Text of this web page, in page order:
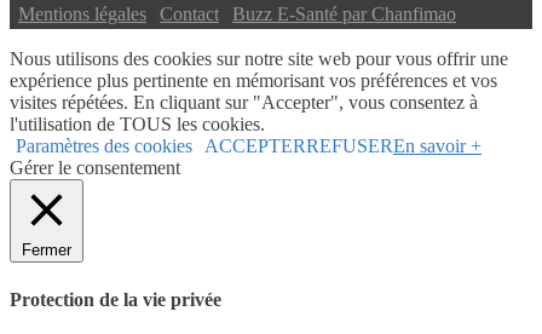
Mentions légales Contact Buzz E-Santé par Chanfimao
Nous utilisons des cookies sur notre site web pour vous offrir une
expérience plus pertinente en mémorisant vos préférences et vos
visites répétées. En cliquant sur "Accepter", vous consentez à
l'utilisation de TOUS les cookies.
Paramètres des cookies ACCEPTERREFUSEREn savoir +
Gérer le consentement
Fermer
Protection de la vie privée